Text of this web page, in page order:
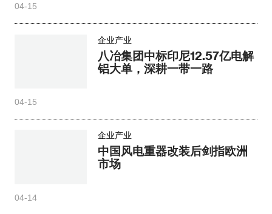
04-15
企业产业
八冶集团中标印尼12.57亿电解
铝大单，深耕一带一路
04-15
企业产业
中国风电重器改装后剑指欧洲
市场
04-14